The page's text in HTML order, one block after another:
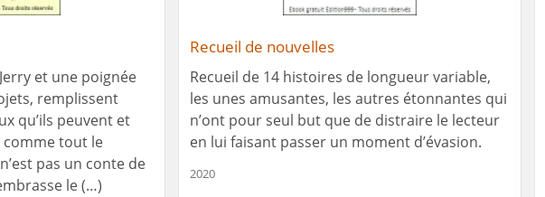
et une poignée
remplissent
qu’ils peuvent et
tout le
pas un conte de
le (…)
Recueil de nouvelles
Recueil de 14 histoires de longueur variable,
les unes amusantes, les autres étonnantes qui
n’ont pour seul but que de distraire le lecteur
en lui faisant passer un moment d’évasion.
2020